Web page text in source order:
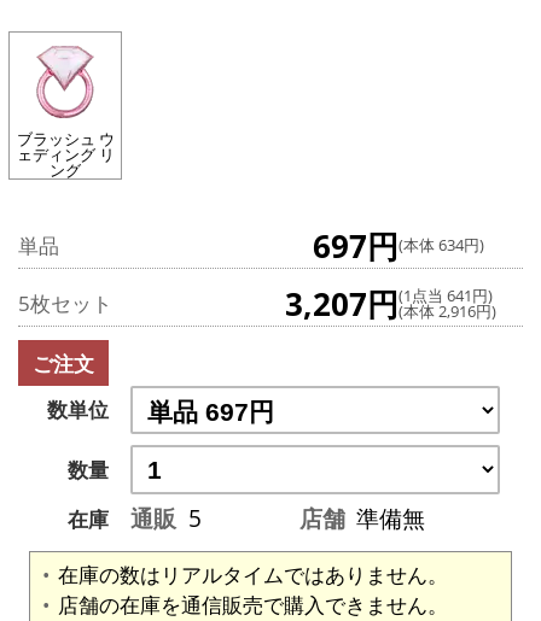
ブラッシュ ウ
ェディング リ
ング
単品 697円(本体 634円)
5枚セット 3,207円(1点当 641円)
(本体 2,916円)
ご注文
数単位
数量
在庫
通販 5 店舗 準備無
在庫の数はリアルタイムではありません。
店舗の在庫を通信販売で購入できません。